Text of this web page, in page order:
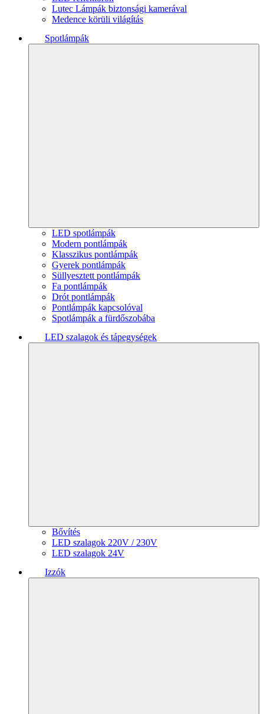
Lutec Lámpák biztonsági kamerával
Medence körüli világítás
Spotlámpák
LED spotlámpák
Modern pontlámpák
Klasszikus pontlámpák
Gyerek pontlámpák
Süllyesztett pontlámpák
Fa pontlámpák
Drót pontlámpák
Pontlámpák kapcsolóval
Spotlámpák a fürdőszobába
LED szalagok és tápegységek
Bővítés
LED szalagok 220V / 230V
LED szalagok 24V
Izzók